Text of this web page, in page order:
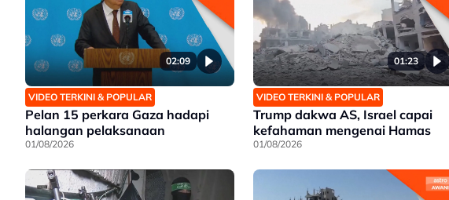
02:09
VIDEO TERKINI & POPULAR
Pelan 15 perkara Gaza hadapi
halangan pelaksanaan
01/08/2026
01:23
VIDEO TERKINI & POPULAR
Trump dakwa AS, Israel capai
kefahaman mengenai Hamas
01/08/2026